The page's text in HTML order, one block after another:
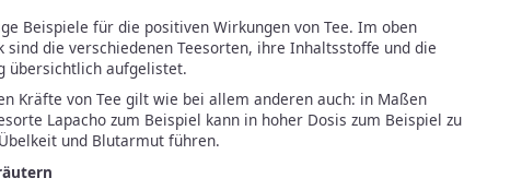
Beispiele für die positiven Wirkungen von Tee. Im oben
sind die verschiedenen Teesorten, ihre Inhaltsstoffe und die
übersichtlich aufgelistet.
Kräfte von Tee gilt wie bei allem anderen auch: in Maßen
Lapacho zum Beispiel kann in hoher Dosis zum Beispiel zu
und Blutarmut führen.